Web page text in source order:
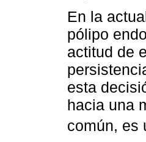
En la
pólipo
actitud de
esta
hacia una
común, es